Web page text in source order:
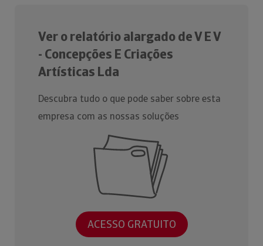
Ver o relatório alargado de V E V
- Concepções E Criações
Artísticas Lda
Descubra tudo o que pode saber sobre esta
empresa com as nossas soluções
ACESSO GRATUITO